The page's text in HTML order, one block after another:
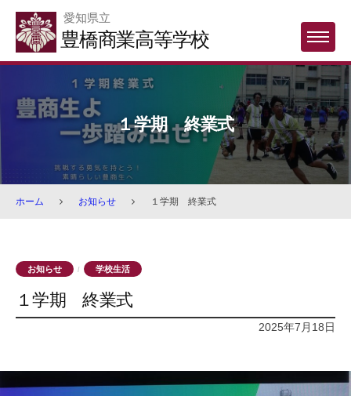
Skip
content
愛知県立
豊橋商業高等学校 MENU
１学期 終業式
ホーム お知らせ １学期 終業式
お知らせ / 学校生活
１学期 終業式
2025年7月18日